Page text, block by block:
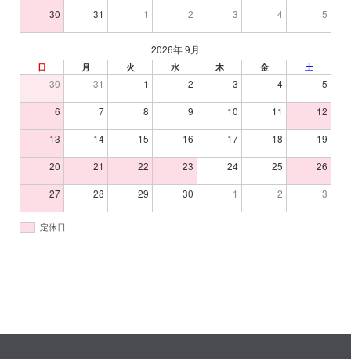
30 31 1 2 3 4 5
2026年 9月
日 月 火 水 木 金 土
30 31 1 2 3 4 5
6 7 8 9 10 11 12
13 14 15 16 17 18 19
20 21 22 23 24 25 26
27 28 29 30 1 2 3
定休日